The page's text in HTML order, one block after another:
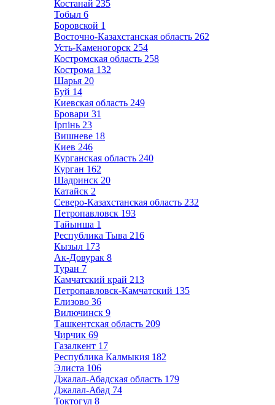
Костанай 235
Тобыл 6
Боровской 1
Восточно-Казахстанская область 262
Усть-Каменогорск 254
Костромская область 258
Кострома 132
Шарья 20
Буй 14
Киевская область 249
Бровари 31
Ірпінь 23
Вишневе 18
Киев 246
Курганская область 240
Курган 162
Шадринск 20
Катайск 2
Северо-Казахстанская область 232
Петропавловск 193
Тайынша 1
Республика Тыва 216
Кызыл 173
Ак-Довурак 8
Туран 7
Камчатский край 213
Петропавловск-Камчатский 135
Елизово 36
Вилючинск 9
Ташкентская область 209
Чирчик 69
Газалкент 17
Республика Калмыкия 182
Элиста 106
Джалал-Абадская область 179
Джалал-Абад 74
Токтогул 8